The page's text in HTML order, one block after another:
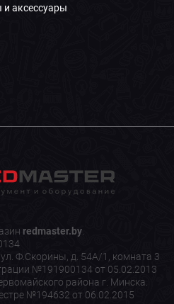
и аксессуары
redmaster.by.
Ф.Скорины, д. 54А/1, комната 3
№191900134 от 05.02.2013
района г. Минска.
№194632 от 06.02.2015